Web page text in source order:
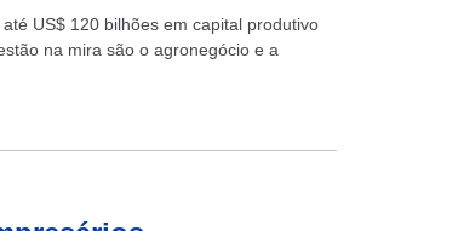
US$ 120 bilhões em capital produtivo
na mira são o agronegócio e a